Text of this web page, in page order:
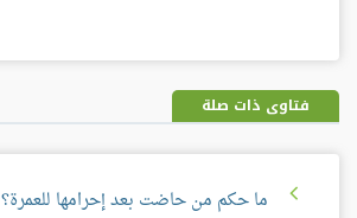
فتاوى ذات صلة
ما حكم من حاضت بعد إحرامها للعمرة؟